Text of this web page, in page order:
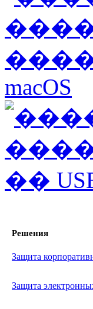
Решения
Защита
Защита